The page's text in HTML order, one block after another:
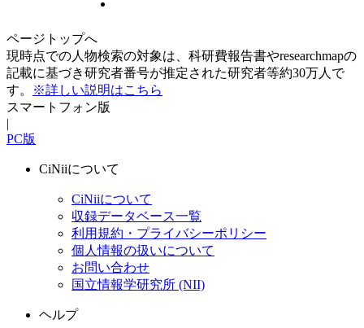
ページトップへ
現時点での人物検索の対象は、科研費報告書やresearchmapの
記載に基づき研究者番号が推定された研究者等約30万人で
す。
※詳しい説明はこちら
スマートフォン版
|
PC版
CiNiiについて
CiNiiについて
収録データベース一覧
利用規約・プライバシーポリシー
個人情報の扱いについて
お問い合わせ
国立情報学研究所 (NII)
ヘルプ